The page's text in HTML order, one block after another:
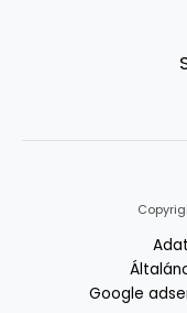
Google